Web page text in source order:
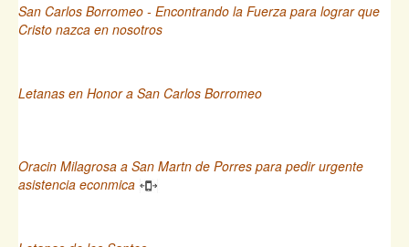
San Carlos Borromeo - Encontrando la Fuerza para lograr que
Cristo nazca en nosotros
Letanas en Honor a San Carlos Borromeo
Oracin Milagrosa a San Martn de Porres para pedir urgente
asistencia econmica